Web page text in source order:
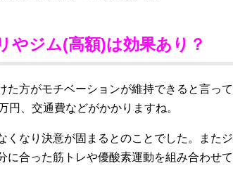
やジム(高額)は効果あり？
た方がモチベーションが維持できると言って
円、交通費などがかかりますね。
くなり決意が固まるとのことでした。またジ
に合った筋トレや優酸素運動を組み合わせて